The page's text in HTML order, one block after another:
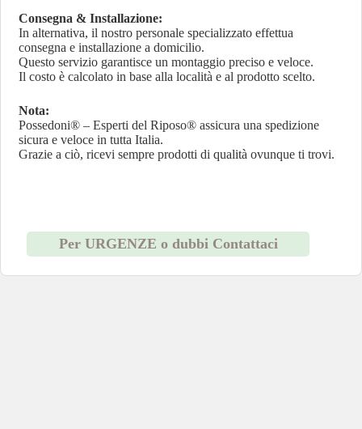
Consegna & Installazione:
In alternativa, il nostro personale specializzato effettua
consegna e installazione a domicilio.
Questo servizio garantisce un montaggio preciso e veloce.
Il costo è calcolato in base alla località e al prodotto scelto.
Nota:
Possedoni® – Esperti del Riposo® assicura una spedizione
sicura e veloce in tutta Italia.
Grazie a ciò, ricevi sempre prodotti di qualità ovunque ti trovi.
Per URGENZE o dubbi Contattaci